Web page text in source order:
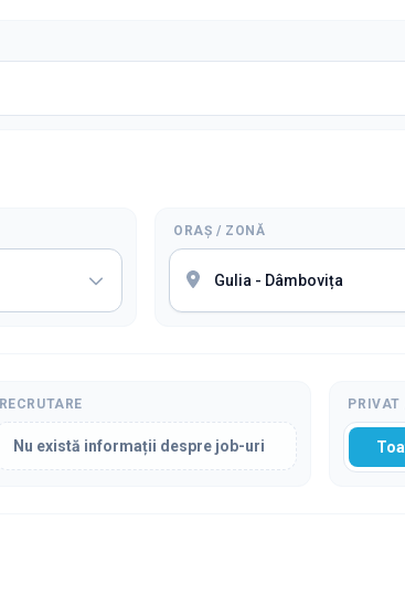
ORAȘ / ZONĂ
RECRUTARE
Nu există informații despre job-uri
PRIVAT